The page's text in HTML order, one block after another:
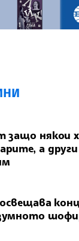
защо някои
а